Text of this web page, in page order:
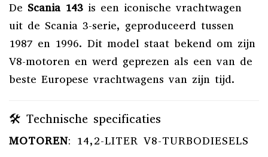
De Scania 143 is een iconische vrachtwagen
uit de Scania 3-serie, geproduceerd tussen
1987 en 1996. Dit model staat bekend om zijn
V8-motoren en werd geprezen als een van de
beste Europese vrachtwagens van zijn tijd.
🛠️ Technische specificaties
MOTOREN: 14,2-LITER V8-TURBODIESELS